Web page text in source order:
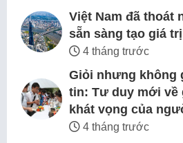
Việt Nam đã thoát
sẵn sàng tạo giá
4 tháng trước
Giỏi nhưng không
tin: Tư duy mới về
khát vọng của
4 tháng trước